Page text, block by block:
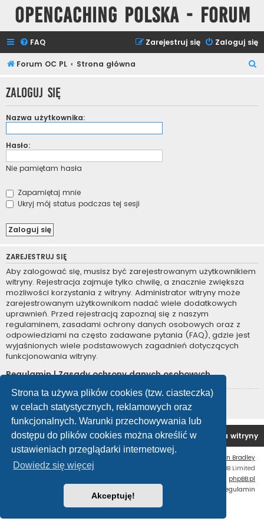
Strona ta używa plików cookies (tzw. ciasteczka)
w celach statystycznych, reklamowych oraz
funkcjonalnych. Warunki przechowywania lub
dostępu do plików cookies można określić w
ustawieniach przeglądarki internetowej.
Dowiedz się więcej
Akceptuję!
Opencaching Polska - Forum
FAQ Zaloguj się
Zarejestruj się
Forum OC PL Strona główna
k
Zaloguj się
Nazwa użytkownika:
Hasło:
Nie pamiętam hasła
Zapamiętaj mnie
Ukryj mój status podczas tej sesji
ZAREJESTRUJ SIĘ
Aby zalogować się, musisz być zarejestrowanym użytkownikiem
witryny. Rejestracja zajmuje tylko chwilę, a znacznie zwiększa
możliwości korzystania z witryny. Administrator witryny może
zarejestrowanym użytkownikom nadać wiele dodatkowych
uprawnień. Przed rejestracją zapoznaj się z naszym
regulaminem, zasadami ochrony danych osobowych oraz z
odpowiedziami na często zadawane pytania (FAQ), gdzie jest
wyjaśnionych wiele podstawowych zagadnień dotyczących
funkcjonowania witryny.
Regulamin|Zasady ochrony danych osobowych
Zarejestruj się
Forum OC PL Strona główna Usuń ciasteczka witryny
Ian Bradley
Technologię dostarcza
® Forum Software © phpBB Limited
phpBB.pl
Regulamin